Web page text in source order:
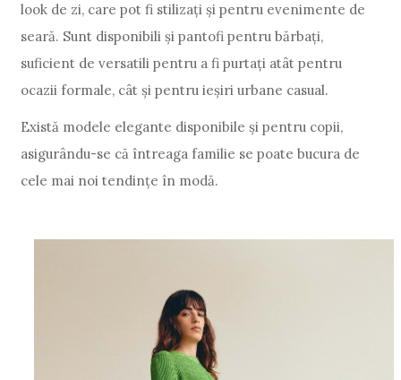
look de zi, care pot fi stilizați și pentru evenimente de
seară. Sunt disponibili și pantofi pentru bărbați,
suficient de versatili pentru a fi purtați atât pentru
ocazii formale, cât și pentru ieșiri urbane casual.
Există modele elegante disponibile și pentru copii,
asigurându-se că întreaga familie se poate bucura de
cele mai noi tendințe în modă.